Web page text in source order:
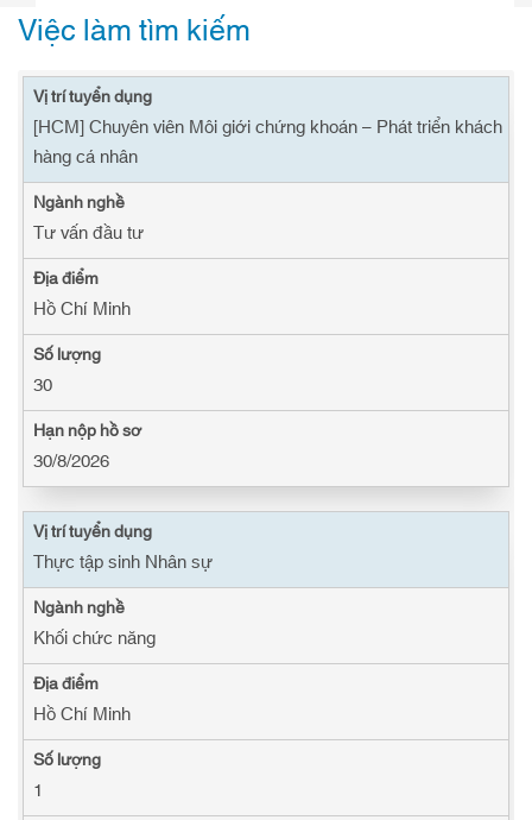
Việc làm tìm kiếm
[HCM] Chuyên viên Môi giới chứng khoán – Phát triển khách
hàng cá nhân
Tư vấn đầu tư
Hồ Chí Minh
30
30/8/2026
Thực tập sinh Nhân sự
Khối chức năng
Hồ Chí Minh
1